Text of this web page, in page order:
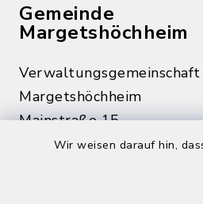
Wir weisen darauf hin,
Gemeinde
Margetshöchheim
Verwaltungsgemeinschaft
Margetshöchheim
Mainstraße 15
97276 Margetshöchheim